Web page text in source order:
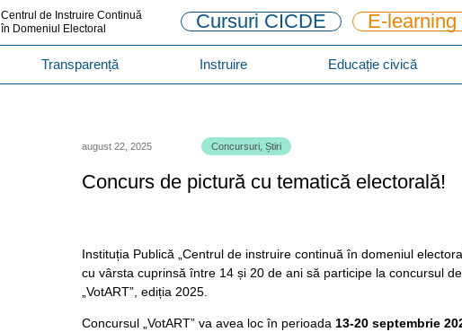
Centrul de Instruire Continuă
în Domeniul Electoral
Cursuri CICDE E-
Transparență Instruire Educație civică
august 22, 2025 Concursuri Știri
Concurs de pictură cu tematică electorală!
Instituția Publică „Centrul de instruire continuă în domeniul
cu vârsta cuprinsă între 14 și 20 de ani să participe la concursul
„VotART”, ediția 2025.
Concursul „VotART” va avea loc în perioada 13-20 septembrie